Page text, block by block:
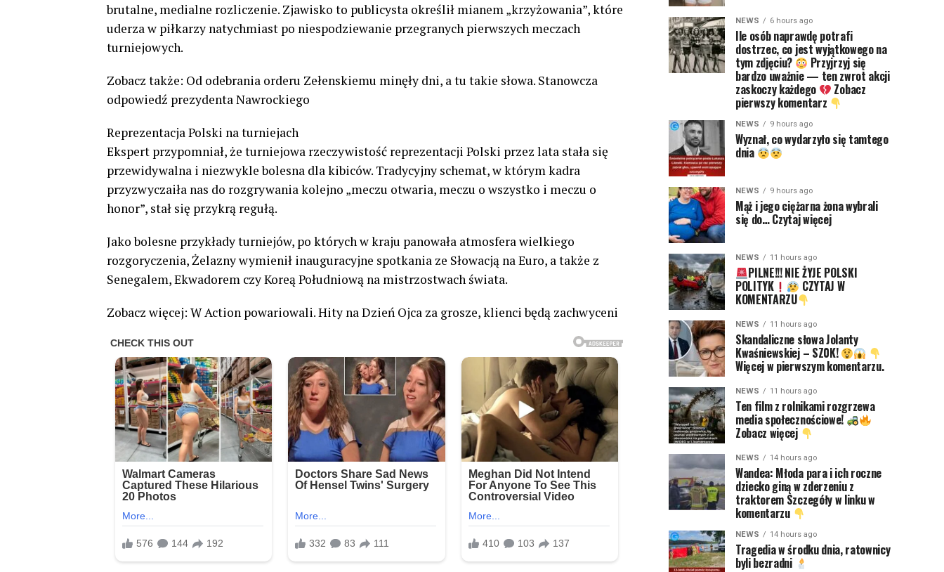
brutalne, medialne rozliczenie. Zjawisko to publicysta określił mianem „krzyżowania”, które
uderza w piłkarzy natychmiast po niespodziewanie przegranych pierwszych meczach
turniejowych.
Zobacz także: Od odebrania orderu Zełenskiemu minęły dni, a tu takie słowa. Stanowcza
odpowiedź prezydenta Nawrockiego
Reprezentacja Polski na turniejach
Ekspert przypomniał, że turniejowa rzeczywistość reprezentacji Polski przez lata stała się
przewidywalna i niezwykle bolesna dla kibiców. Tradycyjny schemat, w którym kadra
przyzwyczaiła nas do rozgrywania kolejno „meczu otwaria, meczu o wszystko i meczu o
honor”, stał się przykrą regułą.
Jako bolesne przykłady turniejów, po których w kraju panowała atmosfera wielkiego
rozgoryczenia, Żelazny wymienił inauguracyjne spotkania ze Słowacją na Euro, a także z
Senegalem, Ekwadorem czy Koreą Południową na mistrzostwach świata.
Zobacz więcej: W Action powariowali. Hity na Dzień Ojca za grosze, klienci będą zachwyceni
NEWS 6 hours ago
Ile osób naprawdę potrafi
dostrzec, co jest wyjątkowego na
tym zdjęciu? Przyjrzyj się
bardzo uważnie — ten zwrot akcji
zaskoczy każdego Zobacz
pierwszy komentarz
NEWS 9 hours ago
Wyznał, co wydarzyło się tamtego
dnia
NEWS 9 hours ago
Mąż i jego ciężarna żona wybrali
się do… Czytaj więcej
NEWS 11 hours ago
PILNE!!! NIE ŻYJE POLSKI
POLITYK CZYTAJ W
KOMENTARZU
NEWS 11 hours ago
Skandaliczne słowa Jolanty
Kwaśniewskiej – SZ0K!
Więcej w pierwszym komentarzu.
NEWS 11 hours ago
Ten film z rolnikami rozgrzewa
media społecznościowe!
Zobacz więcej
NEWS 14 hours ago
Wandea: Młoda para i ich roczne
dziecko giną w zderzeniu z
traktorem Szczegóły w linku w
komentarzu
NEWS 14 hours ago
Tragedia w środku dnia, ratownicy
byli bezradni